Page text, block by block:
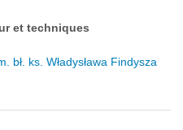
et techniques
bł. ks. Władysława Findysza